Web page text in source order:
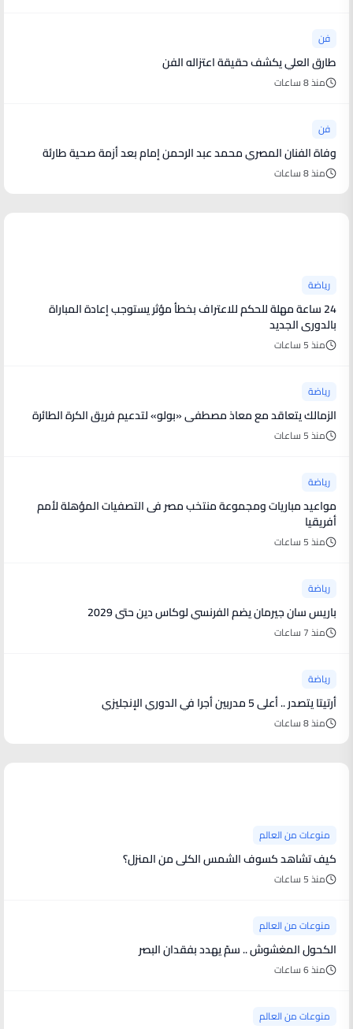
فن
طارق العلي يكشف حقيقة اعتزاله الفن
منذ 8 ساعات
فن
وفاة الفنان المصري محمد عبد الرحمن إمام بعد أزمة صحية طارئة
منذ 8 ساعات
رياضة
24 ساعة مهلة للحكم للاعتراف بخطأ مؤثر يستوجب إعادة المباراة
بالدورى الجديد
منذ 5 ساعات
رياضة
الزمالك يتعاقد مع معاذ مصطفى «بولو» لتدعيم فريق الكرة الطائرة
منذ 5 ساعات
رياضة
مواعيد مباريات ومجموعة منتخب مصر فى التصفيات المؤهلة لأمم
أفريقيا
منذ 5 ساعات
رياضة
باريس سان جيرمان يضم الفرنسي لوكاس دين حتى 2029
منذ 7 ساعات
رياضة
أرتيتا يتصدر .. أعلى 5 مدربين أجرا في الدوري الإنجليزي
منذ 8 ساعات
منوعات من العالم
كيف تشاهد كسوف الشمس الكلى من المنزل؟
منذ 5 ساعات
منوعات من العالم
الكحول المغشوش .. سمّ يهدد بفقدان البصر
منذ 6 ساعات
منوعات من العالم